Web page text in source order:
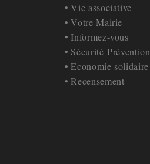
Vie associative
Votre Mairie
Informez-vous
Sécurité-Prévention
Economie solidaire
Recensement